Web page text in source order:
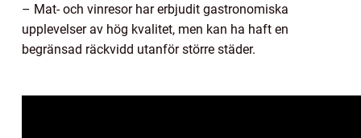
– Mat- och vinresor har erbjudit gastronomiska
upplevelser av hög kvalitet, men kan ha haft en
begränsad räckvidd utanför större städer.